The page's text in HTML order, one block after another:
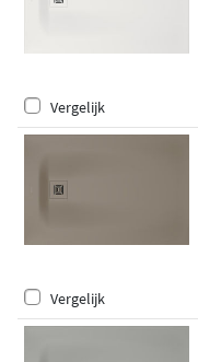
Vergelijk
Vergelijk